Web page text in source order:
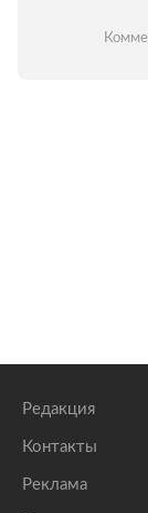
Редакция
Контакты
Реклама